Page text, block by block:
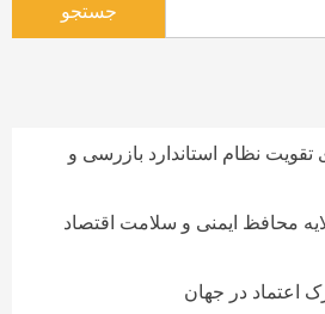
تقویت نظام استاندارد بازرسی و
محافظ ایمنی و سلامت اقتصاد
اعتماد در جهان